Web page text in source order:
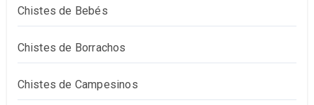
Chistes de Bebés
Chistes de Borrachos
Chistes de Campesinos